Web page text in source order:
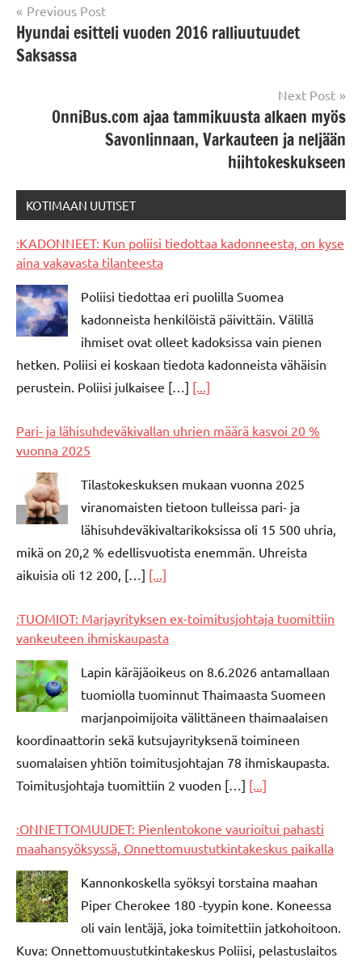
Post
navigation
Previous Post
Hyundai esitteli vuoden 2016 ralliuutuudet
Saksassa
Next Post
OnniBus.com ajaa tammikuusta alkaen myös
Savonlinnaan, Varkauteen ja neljään
hiihtokeskukseen
KOTIMAAN UUTISET
:KADONNEET: Kun poliisi tiedottaa kadonneesta, on kyse
aina vakavasta tilanteesta
Poliisi tiedottaa eri puolilla Suomea
kadonneista henkilöistä päivittäin. Välillä
ihmiset ovat olleet kadoksissa vain pienen
hetken. Poliisi ei koskaan tiedota kadonneista vähäisin
perustein. Poliisi julkaisee […] [...]
Pari- ja lähisuhdeväkivallan uhrien määrä kasvoi 20 %
vuonna 2025
Tilastokeskuksen mukaan vuonna 2025
viranomaisten tietoon tulleissa pari- ja
lähisuhdeväkivaltarikoksissa oli 15 500 uhria,
mikä on 20,2 % edellisvuotista enemmän. Uhreista
aikuisia oli 12 200, […] [...]
:TUOMIOT: Marjayrityksen ex-toimitusjohtaja tuomittiin
vankeuteen ihmiskaupasta
Lapin käräjäoikeus on 8.6.2026 antamallaan
tuomiolla tuominnut Thaimaasta Suomeen
marjanpoimijoita välittäneen thaimaalaisen
koordinaattorin sekä kutsujayrityksenä toimineen
suomalaisen yhtiön toimitusjohtajan 78 ihmiskaupasta.
Toimitusjohtaja tuomittiin 2 vuoden […] [...]
:ONNETTOMUUDET: Pienlentokone vaurioitui pahasti
maahansyöksyssä, Onnettomuustutkintakeskus paikalla
Kannonkoskella syöksyi torstaina maahan
Piper Cherokee 180 -tyypin kone. Koneessa
oli vain lentäjä, joka toimitettiin jatkohoitoon.
Kuva: Onnettomuustutkintakeskus Poliisi, pelastuslaitos